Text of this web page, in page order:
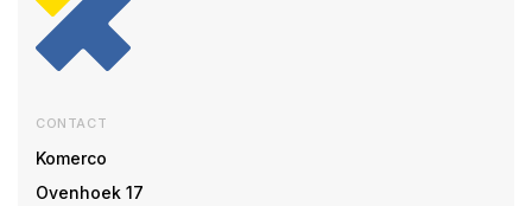
CONTACT
Komerco
Ovenhoek 17